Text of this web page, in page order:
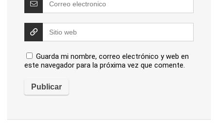
Guarda mi nombre, correo electrónico y web en
este navegador para la próxima vez que comente.